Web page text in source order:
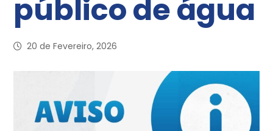
público de água
20 de Fevereiro, 2026